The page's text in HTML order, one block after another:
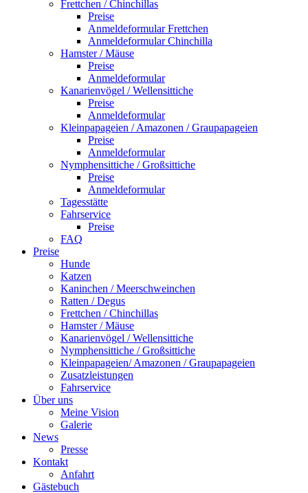
Frettchen / Chinchillas
Preise
Anmeldeformular Frettchen
Anmeldeformular Chinchilla
Hamster / Mäuse
Preise
Anmeldeformular
Kanarienvögel / Wellensittiche
Preise
Anmeldeformular
Kleinpapageien / Amazonen / Graupapageien
Preise
Anmeldeformular
Nymphensittiche / Großsittiche
Preise
Anmeldeformular
Tagesstätte
Fahrservice
Preise
FAQ
Preise
Hunde
Katzen
Kaninchen / Meerschweinchen
Ratten / Degus
Frettchen / Chinchillas
Hamster / Mäuse
Kanarienvögel / Wellensittiche
Nymphensittiche / Großsittiche
Kleinpapageien/ Amazonen / Graupapageien
Zusatzleistungen
Fahrservice
Über uns
Meine Vision
Galerie
News
Presse
Kontakt
Anfahrt
Gästebuch